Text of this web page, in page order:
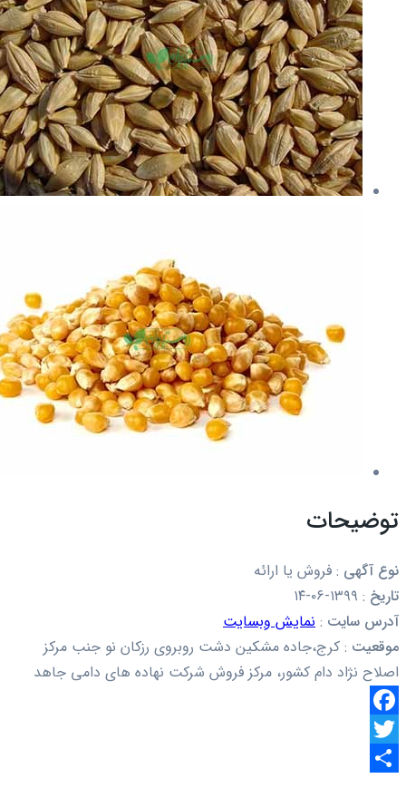
توضیحات
نوع آگهی : فروش یا ارائه
تاریخ :
آدرس سایت : نمایش وبسایت
موقعیت : کرج،جاده مشکین دشت روبروی رزکان نو جنب مرکز
اصلاح نژاد دام کشور، مرکز فروش شرکت نهاده های دامی جاهد
Facebook
Twitter